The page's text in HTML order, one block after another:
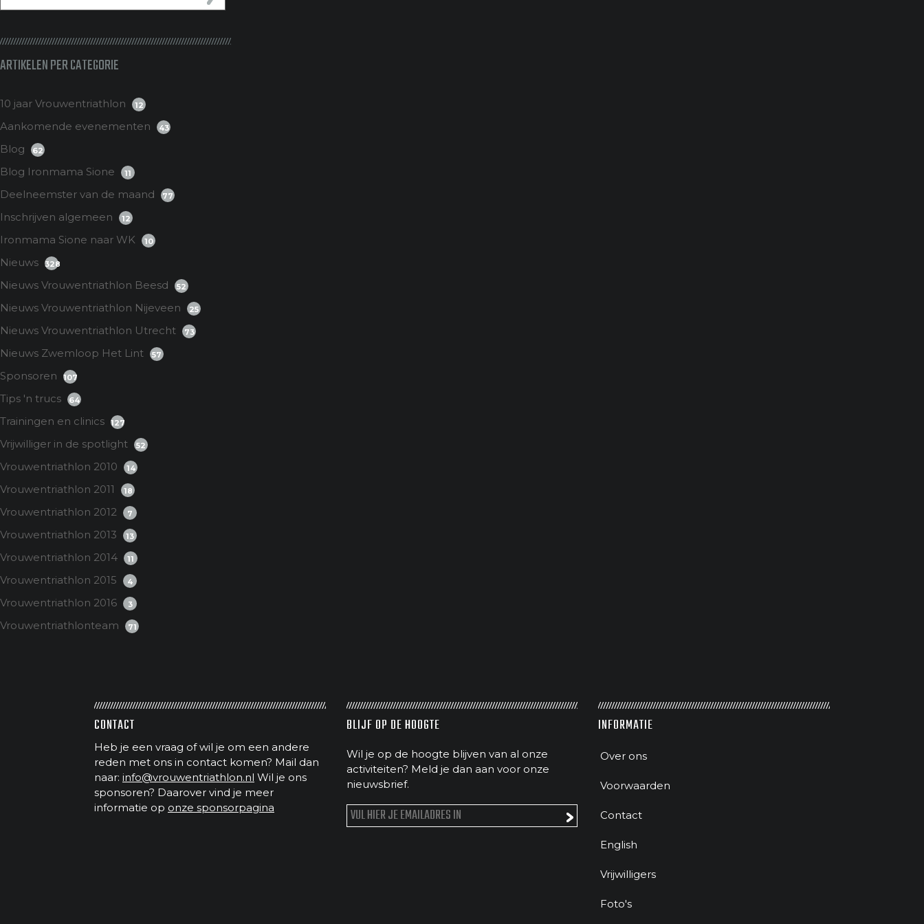
ARTIKELEN PER CATEGORIE
10 jaar Vrouwentriathlon 12
Aankomende evenementen 43
Blog 62
Blog Ironmama Sione 11
Deelneemster van de maand 77
Inschrijven algemeen 12
Ironmama Sione naar WK 10
Nieuws 328
Nieuws Vrouwentriathlon Beesd 52
Nieuws Vrouwentriathlon Nijeveen 25
Nieuws Vrouwentriathlon Utrecht 73
Nieuws Zwemloop Het Lint 57
Sponsoren 107
Tips 'n trucs 64
Trainingen en clinics 127
Vrijwilliger in de spotlight 52
Vrouwentriathlon 2010 14
Vrouwentriathlon 2011 18
Vrouwentriathlon 2012 7
Vrouwentriathlon 2013 13
Vrouwentriathlon 2014 11
Vrouwentriathlon 2015 4
Vrouwentriathlon 2016 3
Vrouwentriathlonteam 71
CONTACT
Heb je een vraag of wil je om een andere
reden met ons in contact komen? Mail dan
naar: info@vrouwentriathlon.nl Wil je ons
sponsoren? Daarover vind je meer
informatie op onze sponsorpagina
BLIJF OP DE HOOGTE
Wil je op de hoogte blijven van al onze
activiteiten? Meld je dan aan voor onze
nieuwsbrief.
INFORMATIE
Over ons
Voorwaarden
Contact
English
Vrijwilligers
Foto's